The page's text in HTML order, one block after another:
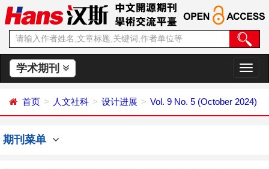
学术期刊
切
换
航
首页 人文社科 设计进展 Vol. 9 No. 5 (October 2024)
期刊菜单